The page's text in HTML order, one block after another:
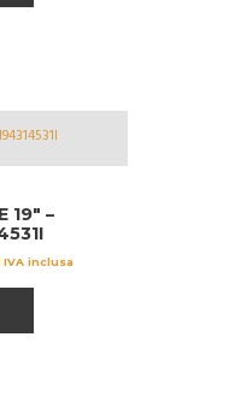
19″ –
929.99.
IVA inclusa